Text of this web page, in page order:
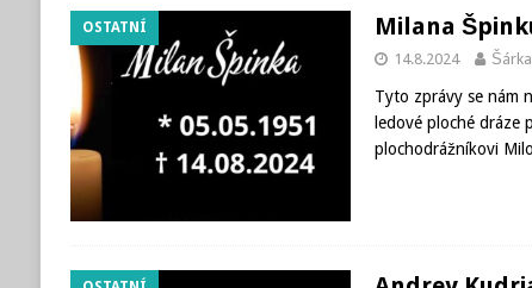
OSTATNÍ Milana
14.8.2024
Tyto zprávy se nám
ledové ploché dráze
plochodrážníkovi